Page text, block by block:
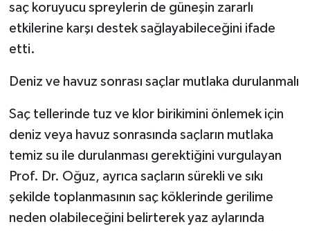
saç koruyucu spreylerin de güneşin zararlı
etkilerine karşı destek sağlayabileceğini ifade
etti.
Deniz ve havuz sonrası saçlar mutlaka durulanmalı
Saç tellerinde tuz ve klor birikimini önlemek için
deniz veya havuz sonrasında saçların mutlaka
temiz su ile durulanması gerektiğini vurgulayan
Prof. Dr. Oğuz, ayrıca saçların sürekli ve sıkı
şekilde toplanmasının saç köklerinde gerilime
neden olabileceğini belirterek yaz aylarında